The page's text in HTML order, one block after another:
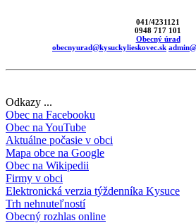
041/4231121
0948 717 101
Obecný úrad
obecnyurad@kysuckylieskovec.sk
Odkazy ...
Obec na Facebooku
Obec na YouTube
Aktuálne počasie v obci
Mapa obce na Google
Obec na Wikipedii
Firmy v obci
Elektronická verzia týždenníka Kysuce
Trh nehnuteľností
Obecný rozhlas online